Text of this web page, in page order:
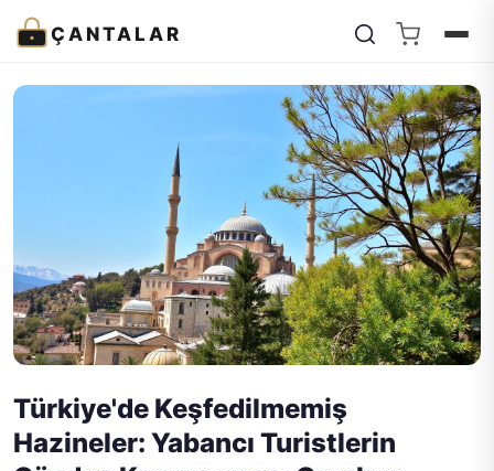
ÇANTALAR
Türkiye'de Keşfedilmemiş
Hazineler: Yabancı Turistlerin